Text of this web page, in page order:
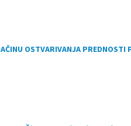
OSTVARIVANJA PREDNOSTI